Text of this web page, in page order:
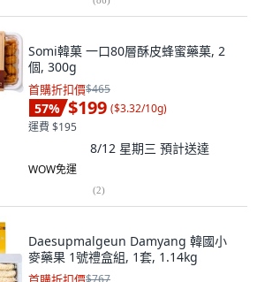
Somi韓菓 一口80層酥皮蜂蜜藥菓, 2
個, 300g
首購折扣價$465
57% $199 ($3.32/10g)
運費 $195
8/12 星期三 預計送達
WOW免運
(2)
Daesupmalgeun Damyang 韓國小
麥藥果 1號禮盒組, 1套, 1.14kg
$767